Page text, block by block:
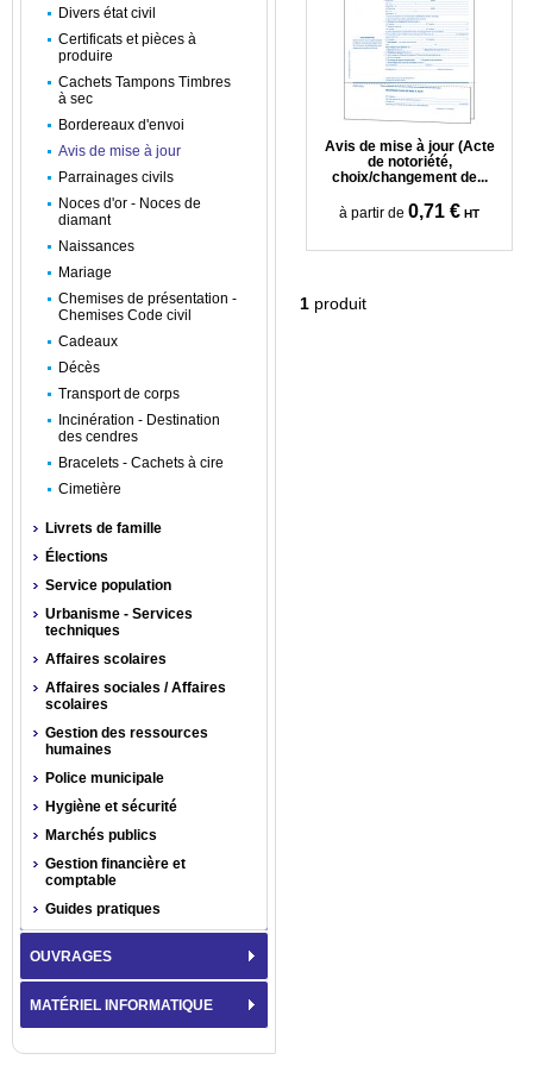
Avis de mise à jour (Acte
de notoriété,
choix/changement de...
à partir de 0,71 € HT
1 produit
Divers état civil
Certificats et pièces à
produire
Cachets Tampons Timbres
à sec
Bordereaux d'envoi
Avis de mise à jour
Parrainages civils
Noces d'or - Noces de
diamant
Naissances
Mariage
Chemises de présentation -
Chemises Code civil
Cadeaux
Décès
Transport de corps
Incinération - Destination
des cendres
Bracelets - Cachets à cire
Cimetière
Livrets de famille
Élections
Service population
Urbanisme - Services
techniques
Affaires scolaires
Affaires sociales / Affaires
scolaires
Gestion des ressources
humaines
Police municipale
Hygiène et sécurité
Marchés publics
Gestion financière et
comptable
Guides pratiques
OUVRAGES
MATÉRIEL INFORMATIQUE